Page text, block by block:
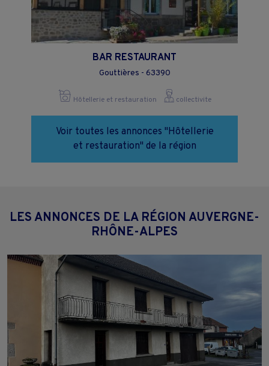
BAR RESTAURANT
Gouttières - 63390
Hôtellerie et restauration collectivite
Voir toutes les annonces "Hôtellerie
et restauration" de la région
LES ANNONCES DE LA RÉGION AUVERGNE-
RHÔNE-ALPES